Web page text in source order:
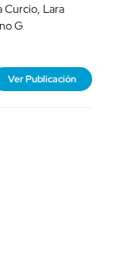
Curcio, Lara
G
Ver Publicación